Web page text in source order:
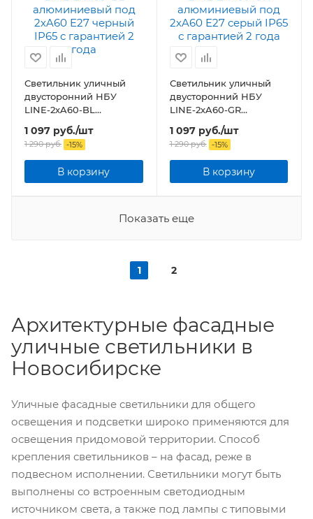
Светильник уличный
двусторонний НБУ
LINE-2хA60-BL
алюминиевый под
2хA60 E27 черный IP65
1 097 руб./шт
1 290руб. -15%
В корзину
Светильник уличный
двусторонний НБУ
LINE-2хA60-GR
алюминиевый под
2хA60 E27 серый IP65
1 097руб./шт
1 290руб. -15%
В корзину
Показать еще
1 2
Архитектурные фасадные
уличные светильники в
Новосибирске
Уличные фасадные светильники для общего
освещения и подсветки широко применяются для
освещения придомовой территории. Способ
крепления светильников – на фасад, реже в
подвесном исполнении. Светильники могут быть
выполнены со встроенным светодиодным
источником света, а также под лампы с типовыми